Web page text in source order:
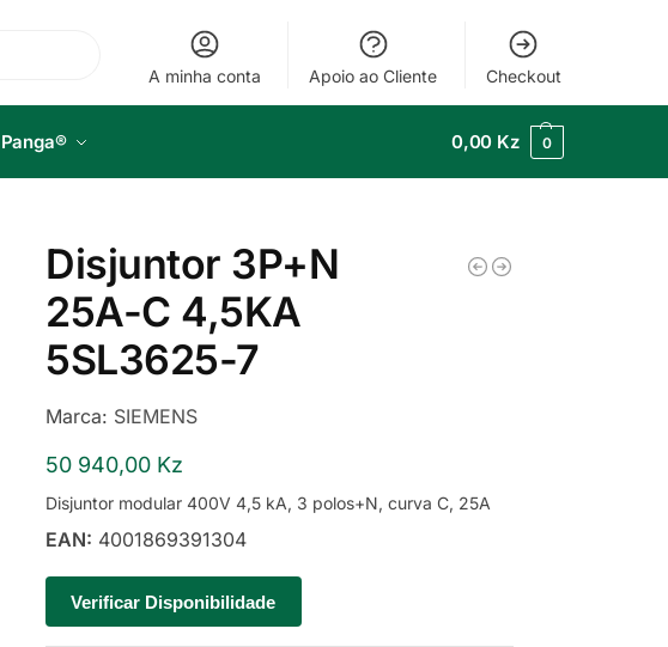
A minha conta Apoio ao Cliente Checkout
0,00 Kz 0
Disjuntor 3P+N
25A-C 4,5KA
5SL3625-7
Marca: SIEMENS
50 940,00 Kz
Disjuntor modular 400V 4,5 kA, 3 polos+N, curva C, 25A
EAN: 4001869391304
Verificar Disponibilidade